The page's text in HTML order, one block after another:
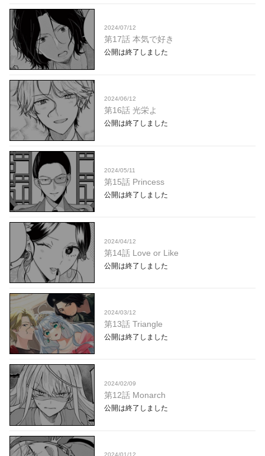
2024/07/12
第17話 本気で好き
公開は終了しました
2024/06/12
第16話 光栄よ
公開は終了しました
2024/05/11
第15話 Princess
公開は終了しました
2024/04/12
第14話 Love or Like
公開は終了しました
2024/03/12
第13話 Triangle
公開は終了しました
2024/02/09
第12話 Monarch
公開は終了しました
2024/01/12